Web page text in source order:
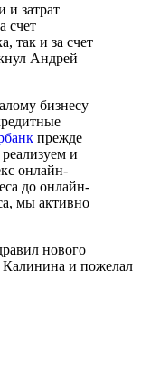
и затрат
счет
так и за счет
Андрей
бизнесу
прежде
и
онлайн-
до онлайн-
мы активно
нового
Калинина и пожелал